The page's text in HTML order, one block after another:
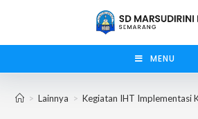
content
MENU
> Lainnya > Kegiatan IHT Implementasi